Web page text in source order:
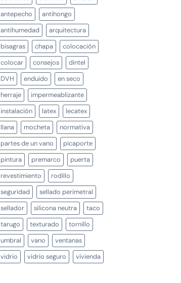
antepecho
antihongo
antihumedad
arquitectura
bisagras
chapa
colocación
colocar
consejos
dintel
DVH
enduido
en seco
herraje
impermeablizante
instalación
latex
lecatex
llana
mocheta
normativa
partes de un vano
picaporte
pintura
premarco
puerta
revestimiento
rodillo
seguridad
sellado perimetral
sellador
silicona neutra
taco
tarugo
texturado
tornillo
umbral
vano
ventanas
vidrio
vidrio seguro vivienda